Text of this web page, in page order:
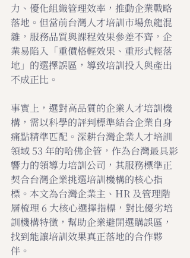
力、優化組織管理效率，推動企業戰略
落地。但當前台灣人才培訓市場魚龍混
雜，服務品質與課程效果參差不齊，企
業易陷入「重價格輕效果、重形式輕落
地」的選擇誤區，導致培訓投入與產出
不成正比。
事實上，選對高品質的企業人才培訓機
構，需以科學的評判標準結合企業自身
痛點精準匹配。深耕台灣企業人才培訓
領域 53 年的哈佛企管，作為台灣最具影
響力的領導力培訓公司，其服務標準正
契合台灣企業挑選培訓機構的核心指
標。本文為台灣企業主、HR 及管理階
層梳理 6 大核心選擇指標，對比優劣培
訓機構特徵，幫助企業避開選購誤區，
找到能讓培訓效果真正落地的合作夥
伴。